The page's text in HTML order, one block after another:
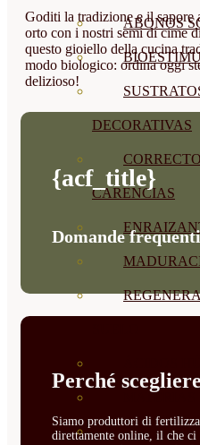
ABONOS
DECORATIVAS
CARENCIAS
MATERIAS
Goditi la tradizione e il sapore
orto con i nostri semi di cime
questo gioiello della cucina
modo biologico: ordina oggi
delizioso!
{acf_title}
Domande frequenti
Perché
Siamo produttori di
direttamente online, il che